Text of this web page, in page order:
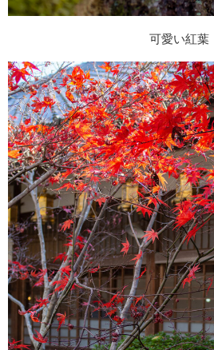
可愛い紅葉